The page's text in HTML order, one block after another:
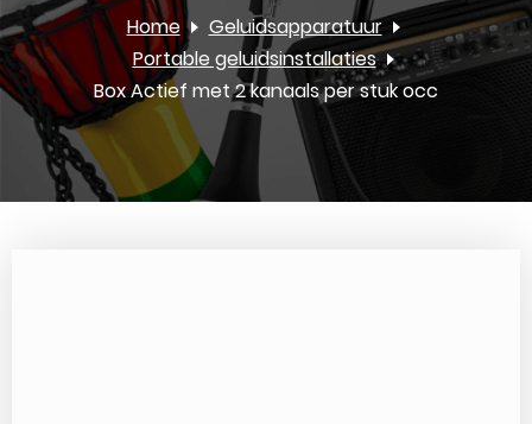
Home
Geluidsapparatuur
Portable geluidsinstallaties
Box Actief met 2 kanaals per stuk occ